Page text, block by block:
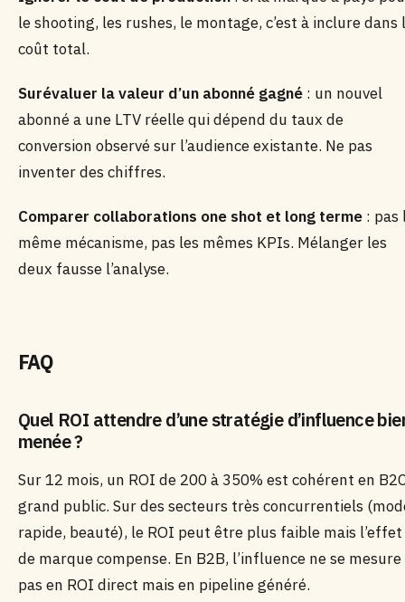
le shooting, les rushes, le montage, c’est à inclure dans
coût total.
Surévaluer la valeur d’un abonné gagné : un nouvel
abonné a une LTV réelle qui dépend du taux de
conversion observé sur l’audience existante. Ne pas
inventer des chiffres.
Comparer collaborations one shot et long terme : pas
même mécanisme, pas les mêmes KPIs. Mélanger les
deux fausse l’analyse.
FAQ
Quel ROI attendre d’une stratégie d’influence
menée ?
Sur 12 mois, un ROI de 200 à 350% est cohérent en
grand public. Sur des secteurs très concurrentiels
rapide, beauté), le ROI peut être plus faible mais l’effet
de marque compense. En B2B, l’influence ne se mesure
pas en ROI direct mais en pipeline généré.